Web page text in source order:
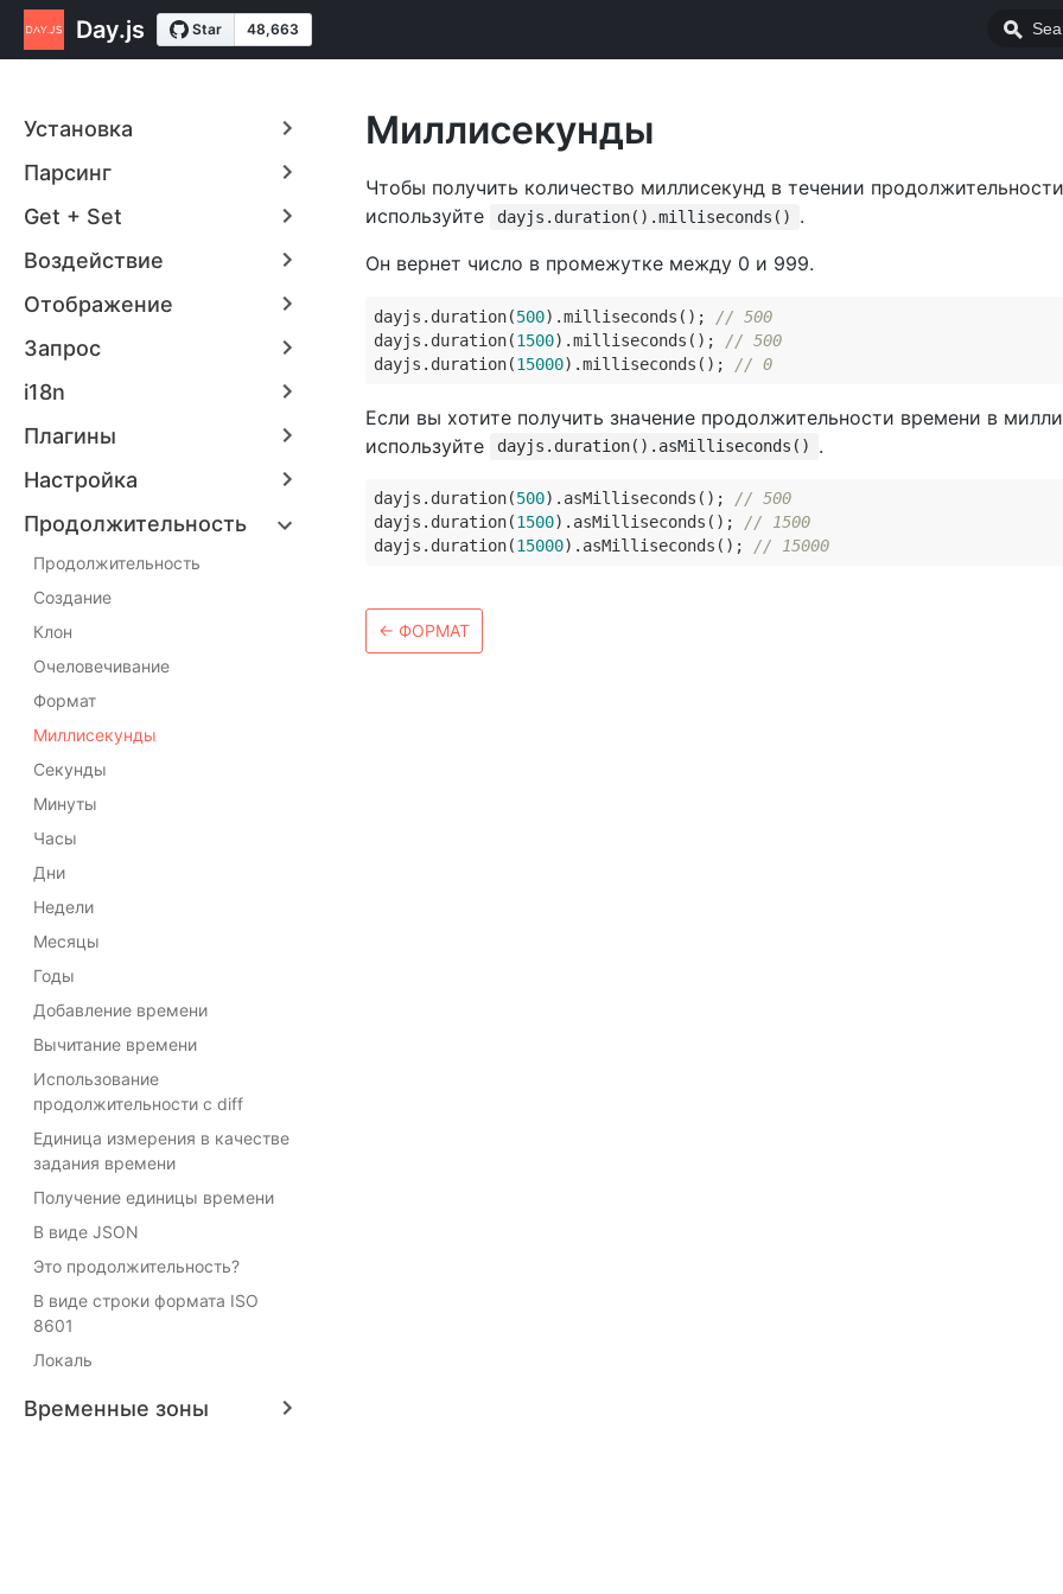
Day.js
Установка
Парсинг
Get + Set
Воздействие
Отображение
Запрос
i18n
Плагины
Настройка
Продолжительность
Продолжительность
Создание
Клон
Очеловечивание
Формат
Миллисекунды
Секунды
Минуты
Часы
Дни
Недели
Месяцы
Годы
Добавление времени
Вычитание времени
Использование
продолжительности с diff
Единица измерения в качестве
задания времени
Получение единицы времени
В виде JSON
Это продолжительность?
В виде строки формата ISO
8601
Локаль
Временные зоны
Миллисекунды
Чтобы получить количество миллисекунд в течении
используйте
dayjs.duration().milliseconds()
.
Он вернет число в промежутке между 0 и 999.
dayjs.duration(500).milliseconds();
// 500
dayjs.duration(1500).milliseconds();
// 500
dayjs.duration(15000).milliseconds(); // 0
Если вы хотите получить значение продолжительности времени в
используйте
dayjs.duration().asMilliseconds() .
dayjs.duration(500).asMilliseconds(); // 500
dayjs.duration(1500).asMilliseconds(); // 1500
dayjs.duration(15000).asMilliseconds(); // 15000
← ФОРМАТ